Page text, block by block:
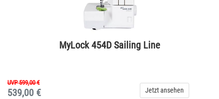
MyLock 454D Sailing Line
UVP 599,00 €
539,00 € Jetzt ansehen